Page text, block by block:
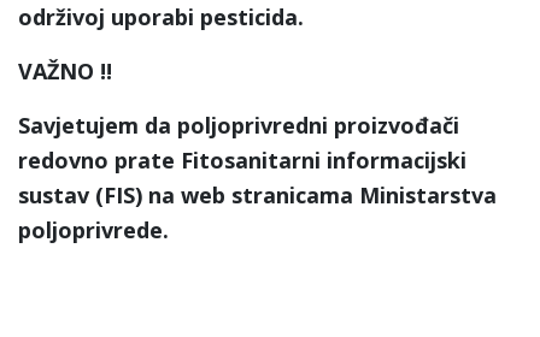
održivoj uporabi pesticida.
VAŽNO !!
Savjetujem da poljoprivredni proizvođači
redovno prate Fitosanitarni informacijski
sustav (FIS) na web stranicama Ministarstva
poljoprivrede.